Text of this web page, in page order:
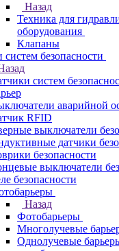
Назад
Техника для
оборудования
Клапаны
систем безопасности
систем
аварийной
RFID
выключатели
датчики
безопасности
выключатели
безопасности
Назад
Фотобарьеры
Многолучевые
Однолучевые